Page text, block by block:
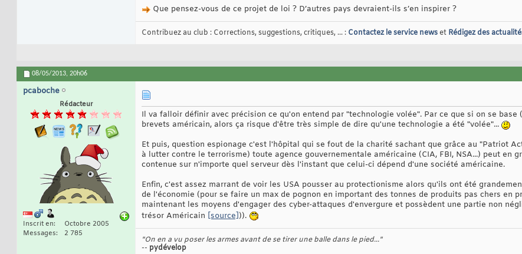
Que pensez-vous de ce projet de loi ? D’autres pays devraient-ils s’en inspirer ?
Contribuez au club : Corrections, suggestions, critiques, ... : Contactez le service newset Rédigez des
08/05/2013, 20h06
pcaboche
Rédacteur
Inscrit en
Octobre 2005
Messages
2 785
Il va falloir définir avec précision ce qu'on entend par "technologie volée". Par ce que si on se base
brevets américain, alors ça risque d'être très simple de dire qu'une technologie a été "volée"...
Et puis, question espionage c'est l'hôpital qui se fout de la charité sachant que grâce au "Patriot
à lutter contre le terrorisme) toute agence gouvernementale américaine (CIA, FBI, NSA...) peut en
contenue sur n'importe quel serveur dès l'instant que celui-ci dépend d'une société américaine.
Enfin, c'est assez marrant de voir les USA pousser au protectionisme alors qu'ils ont été
de l'économie (pour se faire un max de pognon en important des tonnes de produits pas chers en
maintenant les moyens d'engager des cyber-attaques d'envergure et possèdent une partie non
trésor Américain [source])).
"On en a vu poser les armes avant de se tirer une balle dans le pied..."
-- pydévelop